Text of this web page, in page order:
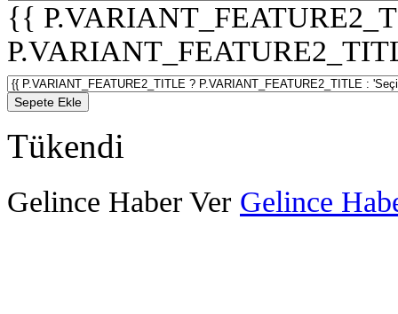
{{
Sepete Ekle
Tükendi
Gelince Haber Ver Gelince